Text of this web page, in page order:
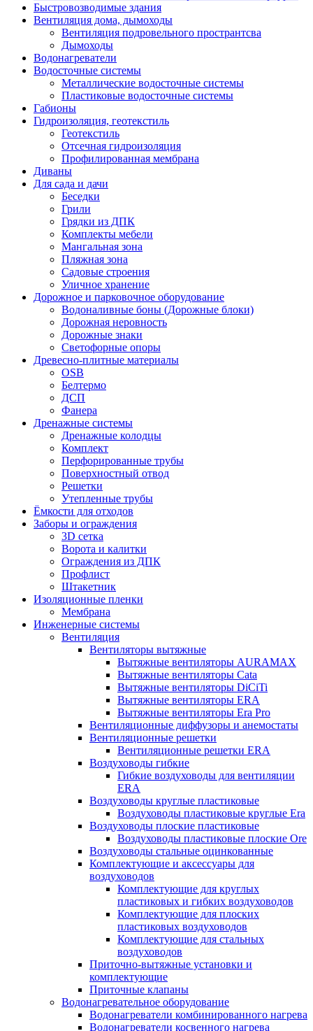
Быстровозводимые здания
Вентиляция дома, дымоходы
Вентиляция подровельного пространтсва
Дымоходы
Водонагреватели
Водосточные системы
Металлические водосточные системы
Пластиковые водосточные системы
Габионы
Гидроизоляция, геотекстиль
Геотекстиль
Отсечная гидроизоляция
Профилированная мембрана
Диваны
Для сада и дачи
Беседки
Грили
Грядки из ДПК
Комплекты мебели
Мангальная зона
Пляжная зона
Садовые строения
Уличное хранение
Дорожное и парковочное оборудование
Водоналивные боны (Дорожные блоки)
Дорожная неровность
Дорожные знаки
Светофорные опоры
Древесно-плитные материалы
OSB
Белтермо
ДСП
Фанера
Дренажные системы
Дренажные колодцы
Комплект
Перфорированные трубы
Поверхностный отвод
Решетки
Утепленные трубы
Ёмкости для отходов
Заборы и ограждения
3D сетка
Ворота и калитки
Ограждения из ДПК
Профлист
Штакетник
Изоляционные пленки
Мембрана
Инженерные системы
Вентиляция
Вентиляторы вытяжные
Вытяжные вентиляторы AURAMAX
Вытяжные вентиляторы Cata
Вытяжные вентиляторы DiCiTi
Вытяжные вентиляторы ERA
Вытяжные вентиляторы Era Pro
Вентиляционные диффузоры и анемостаты
Вентиляционные решетки
Вентиляционные решетки ERA
Воздуховоды гибкие
Гибкие воздуховоды для вентиляции
ERA
Воздуховоды круглые пластиковые
Воздуховоды пластиковые круглые Era
Воздуховоды плоские пластиковые
Воздуховоды пластиковые плоские Ore
Воздуховоды стальные оцинкованные
Комплектующие и аксессуары для
воздуховодов
Комплектующие для круглых
пластиковых и гибких воздуховодов
Комплектующие для плоских
пластиковых воздуховодов
Комплектующие для стальных
воздуховодов
Приточно-вытяжные установки и
комплектующие
Приточные клапаны
Водонагревательное оборудование
Водонагреватели комбинированного нагрева
Водонагреватели косвенного нагрева